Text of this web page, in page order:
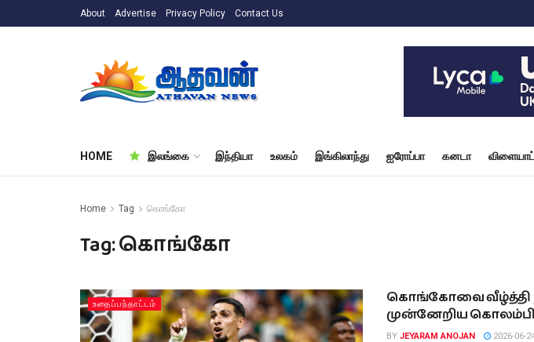
About Advertise Privacy Policy Contact Us
HOME இலங்கை இந்தியா உலகம் இங்கிலாந்து ஐரோப்பா கனடா
Home Tag கொங்கோ
Tag:கொங்கோ
உதைப்பந்தாட்டம்
கொங்கோவை வீழ்த்தி
முன்னேறிய
BY JEYARAM ANOJAN 2026-06-